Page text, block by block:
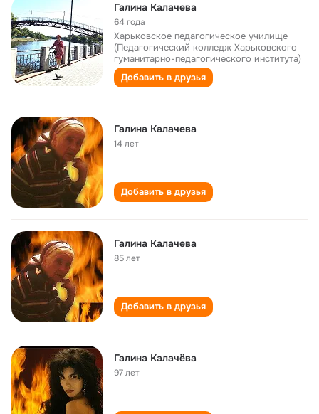
Галина Калачева
64 года
Харьковское педагогическое училище
(Педагогический колледж Харьковского
гуманитарно-педагогического института)
Добавить в друзья
Галина Калачева
14 лет
Добавить в друзья
Галина Калачева
85 лет
Добавить в друзья
Галина Калачёва
97 лет